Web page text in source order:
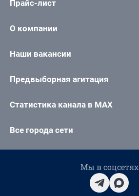
Прайс-лист
О компании
Наши вакансии
Предвыборная агитация
Статистика канала в MAX
Все города сети
Мы в соцсетях